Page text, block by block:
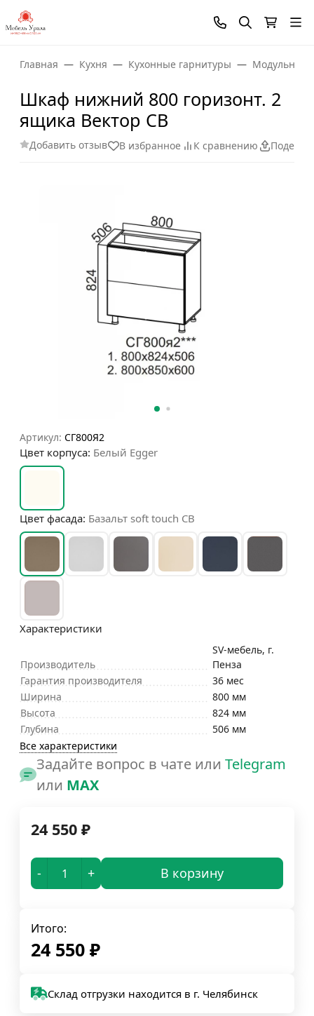
Главная Кухня Кухонные гарнитуры Модульные
Шкаф нижний 800 горизонт. 2
ящика Вектор СВ
Добавить отзыв В избранное К сравнению
Артикул: СГ800Я2
Цвет корпуса: Белый Egger
Цвет фасада: Базальт soft touch СВ
Характеристики
Производитель
SV-мебель, г.
Пенза
Гарантия производителя
36 мес
Ширина
800 мм
Высота
824 мм
Глубина
506 мм
Все характеристики
Задайте вопрос в чате или Telegram
или MAX
24 550 ₽
- + В корзину
Итого:
24 550 ₽
Склад отгрузки находится в г. Челябинск